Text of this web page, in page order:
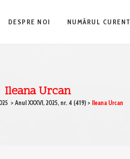
DESPRE NOI NUMĂRUL CURENT
Ileana Urcan
> Anul XXXVI, 2025, nr. 4 (419) > Ileana Urcan